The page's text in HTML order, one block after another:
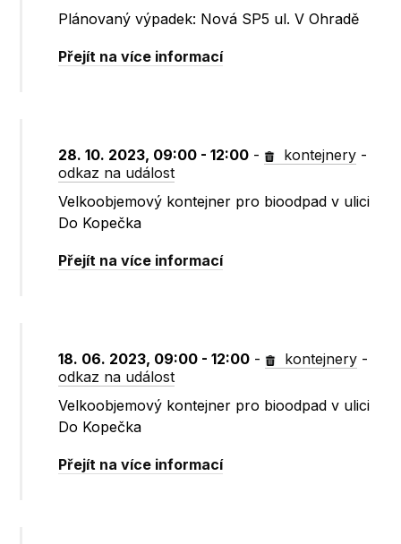
Plánovaný výpadek: Nová SP5 ul. V Ohradě
Přejít na více informací
28. 10. 2023, 09:00 - 12:00 - kontejnery -
odkaz na událost
Velkoobjemový kontejner pro bioodpad v ulici
Do Kopečka
Přejít na více informací
18. 06. 2023, 09:00 - 12:00 - kontejnery -
odkaz na událost
Velkoobjemový kontejner pro bioodpad v ulici
Do Kopečka
Přejít na více informací